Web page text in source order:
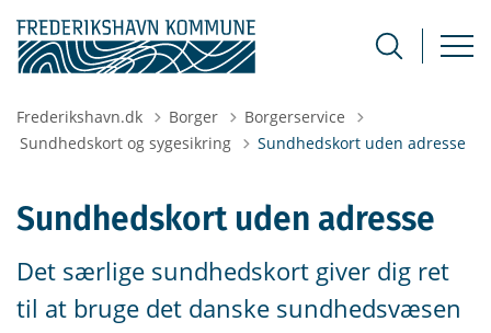
Frederikshavn.dk Borger
Borgerservice
Tilbage til
Sundhedskort og sygesikring Sundhedskort uden adresse
Sundhedskort uden adresse
Det særlige sundhedskort giver dig ret
til at bruge det danske sundhedsvæsen